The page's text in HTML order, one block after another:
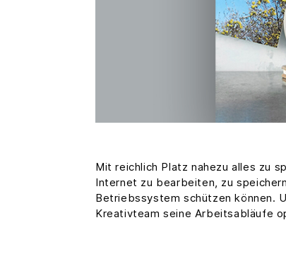
Mit reichlich Platz nahezu alles zu
Internet zu bearbeiten, zu
Betriebssystem schützen können.
Kreativteam seine Arbeitsabläufe